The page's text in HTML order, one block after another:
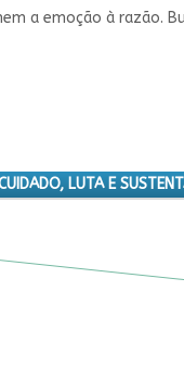
a emoção à razão.
LUTA E